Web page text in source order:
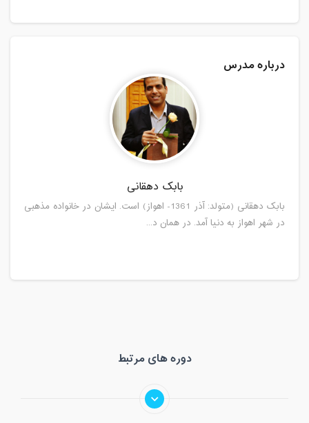
درباره مدرس
بابک دهقانی
بابک دهقانی (متولد: آذر 1361- اهواز) است. ایشان در خانواده مذهبی
در شهر اهواز به دنیا آمد. در همان د...
دوره های مرتبط